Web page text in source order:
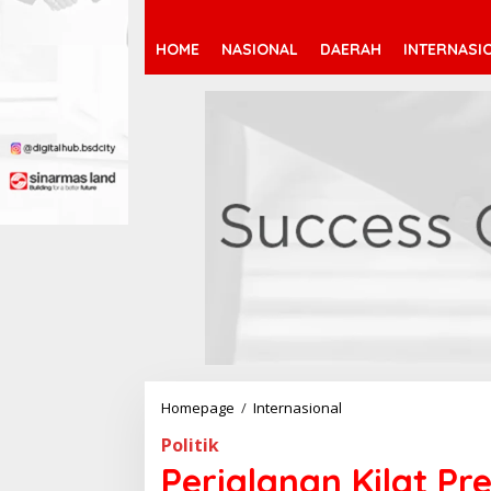
HOME NASIONAL DAERAH
Homepage / Internasional
Politik
Perjalanan Kilat